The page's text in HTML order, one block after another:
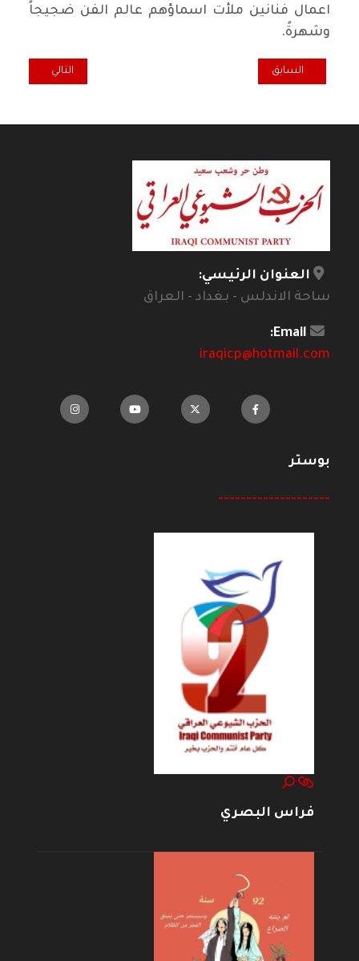
اعمال فنانين ملأت اسماؤهم عالم الفن ضجيجاً
وشهرةً.
المقال السابق: التوالي السردي واستظهار الحكاية
السابق المقال التالي:
التالي
العنوان الرئيسي:
ساحة الاندلس - بغداد - العراق
Email:
iraqicp@hotmail.com
بوستر
--------------------
فراس البصري